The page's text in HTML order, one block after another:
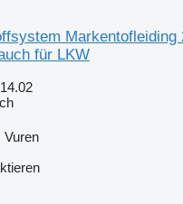
Markentofleiding
für LKW
Vuren